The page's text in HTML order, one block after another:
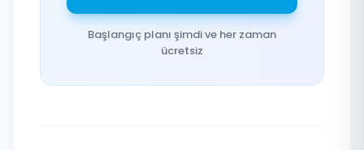
Başlangıç planı şimdi ve her zaman
ücretsiz